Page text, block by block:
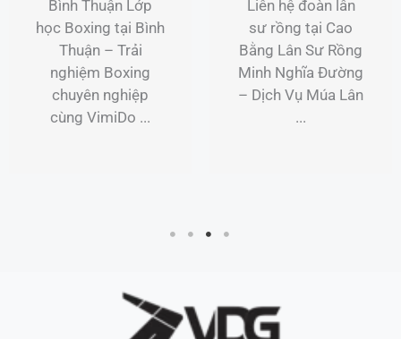
Nội – nơi ứng dụng
tinh hoa Đông y
trong trị ...
đào tạo từ cơ bản
đến nâng cao tại
VimiDo ...